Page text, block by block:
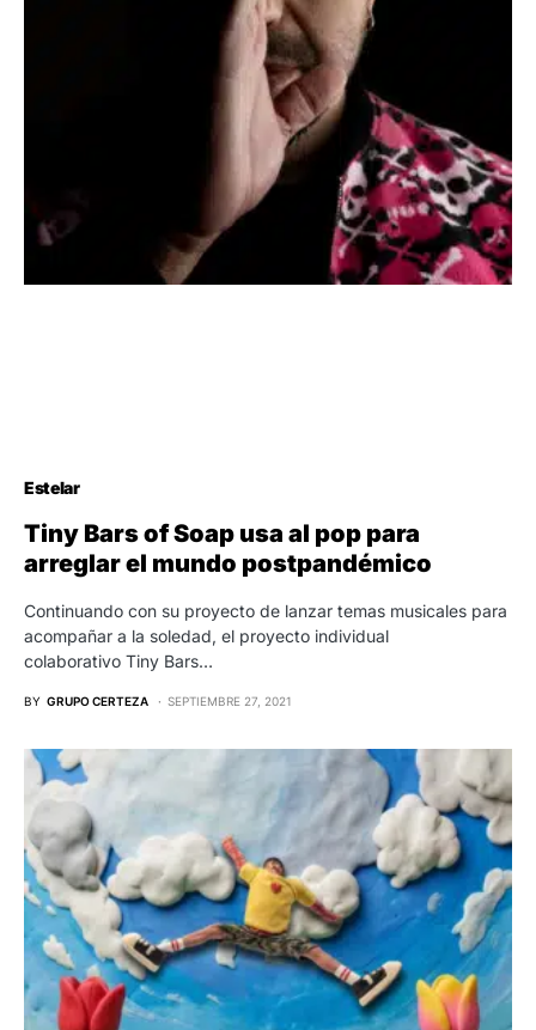
Estelar
Tiny Bars of Soap usa al pop para
arreglar el mundo postpandémico
Continuando con su proyecto de lanzar temas musicales para
acompañar a la soledad, el proyecto individual
colaborativo Tiny Bars…
BY GRUPO CERTEZA SEPTIEMBRE 27, 2021